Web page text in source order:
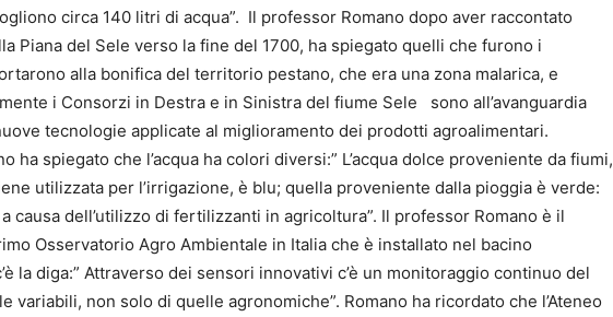
circa 140 litri di acqua”. Il professor Romano dopo aver raccontato
Piana del Sele verso la fine del 1700, ha spiegato quelli che furono i
alla bonifica del territorio pestano, che era una zona malarica, e
i Consorzi in Destra e in Sinistra del fiume Sele sono all’avanguardia
tecnologie applicate al miglioramento dei prodotti agroalimentari.
ha spiegato che l’acqua ha colori diversi:” L’acqua dolce proveniente da fiumi,
utilizzata per l’irrigazione, è blu; quella proveniente dalla pioggia è verde:
causa dell’utilizzo di fertilizzanti in agricoltura”. Il professor Romano è il
Osservatorio Agro Ambientale in Italia che è installato nel bacino
la diga:” Attraverso dei sensori innovativi c’è un monitoraggio continuo del
variabili, non solo di quelle agronomiche”. Romano ha ricordato che l’Ateneo